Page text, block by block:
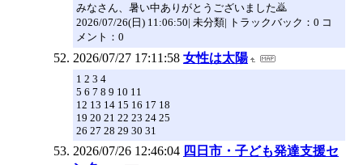
みなさん、暑い中ありがとうございました🙇
2026/07/26(日) 11:06:50| 未分類| トラックバック：0 コ
メント：0
2026/07/27 17:11:58 女性は太陽
1 2 3 4
5 6 7 8 9 10 11
12 13 14 15 16 17 18
19 20 21 22 23 24 25
26 27 28 29 30 31
2026/07/26 12:46:04 四日市・子ども発達支援セ